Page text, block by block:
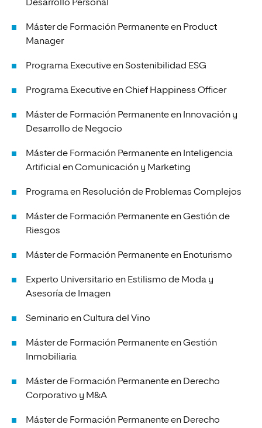
Desarrollo Personal
Máster de Formación Permanente en Product
Manager
Programa Executive en Sostenibilidad ESG
Programa Executive en Chief Happiness Officer
Máster de Formación Permanente en Innovación y
Desarrollo de Negocio
Máster de Formación Permanente en Inteligencia
Artificial en Comunicación y Marketing
Programa en Resolución de Problemas Complejos
Máster de Formación Permanente en Gestión de
Riesgos
Máster de Formación Permanente en Enoturismo
Experto Universitario en Estilismo de Moda y
Asesoría de Imagen
Seminario en Cultura del Vino
Máster de Formación Permanente en Gestión
Inmobiliaria
Máster de Formación Permanente en Derecho
Corporativo y M&A
Máster de Formación Permanente en Derecho